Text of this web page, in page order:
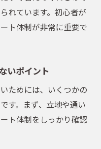
れています。初心者が
ト体制が非常に重要で
いポイント
ためには、いくつかの
す。まず、立地や通い
ト体制をしっかり確認